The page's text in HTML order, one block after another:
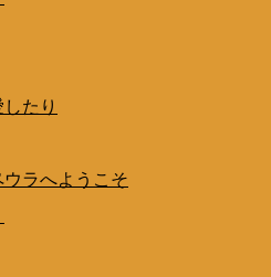
たり
ラへようこそ